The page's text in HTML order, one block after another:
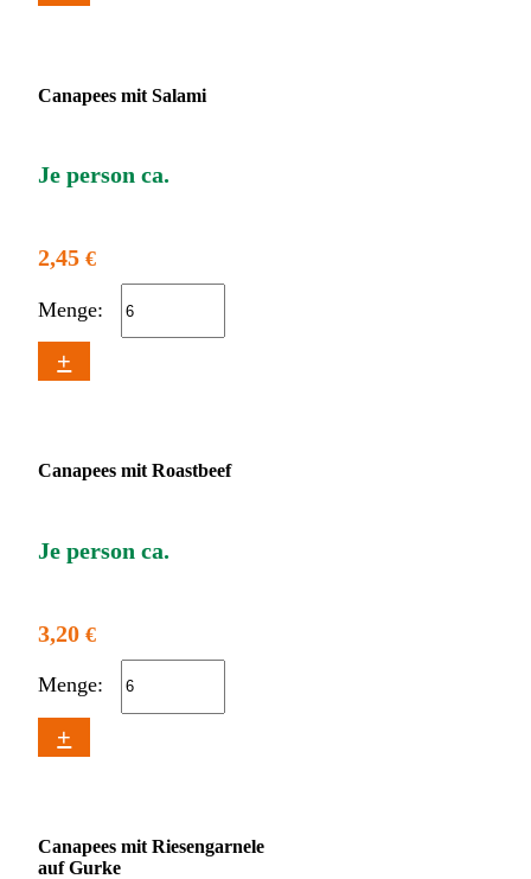
Canapees mit Salami
Je person ca.
2,45€
Menge:
+
Canapees mit Roastbeef
Je person ca.
3,20€
Menge:
+
Canapees mit Riesengarnele
auf Gurke